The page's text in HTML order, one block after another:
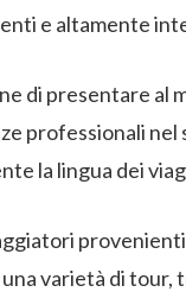
e altamente
di presentare al
professionali
la lingua dei
varietà di tour,